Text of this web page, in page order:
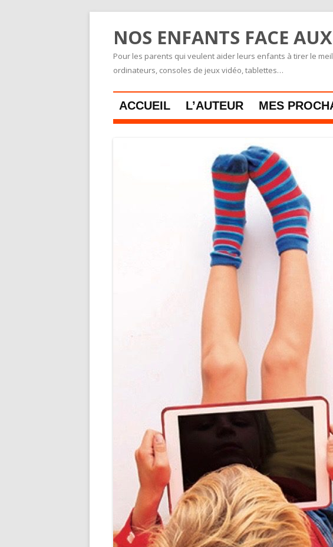
NOS ENFANTS FACE
Pour les parents qui veulent aider leurs enfants à tirer le
ordinateurs, consoles de jeux vidéo, tablettes…
ACCUEIL L’AUTEUR MES